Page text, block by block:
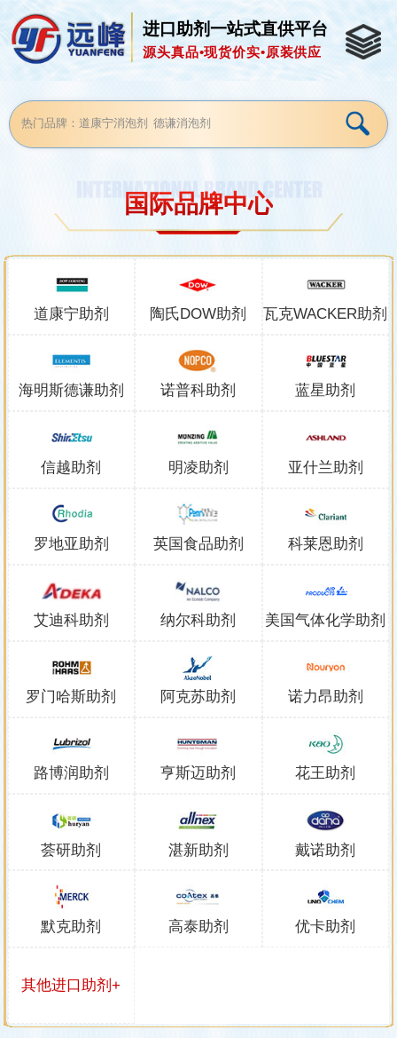
进口助剂一站式直供平台
源头真品•现货价实•原装供应
国际品牌中心
道康宁助剂 陶氏DOW助剂 瓦克WACKER助剂
海明斯德谦助剂 诺普科助剂 蓝星助剂
信越助剂 明凌助剂 亚什兰助剂
罗地亚助剂 英国食品助剂 科莱恩助剂
艾迪科助剂 纳尔科助剂 美国气体化学助剂
罗门哈斯助剂 阿克苏助剂 诺力昂助剂
路博润助剂 亨斯迈助剂 花王助剂
荟研助剂 湛新助剂 戴诺助剂
默克助剂 高泰助剂 优卡助剂
其他进口助剂+